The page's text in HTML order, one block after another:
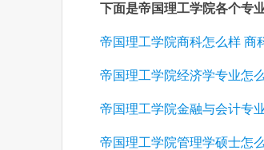
下面是帝国理工学院各个专
帝国理工学院商科怎么样 商
帝国理工学院经济学专业怎
帝国理工学院金融与会计专
帝国理工学院管理学硕士怎